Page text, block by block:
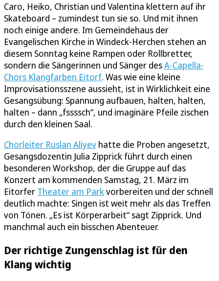
Caro, Heiko, Christian und Valentina klettern auf ihr
Skateboard – zumindest tun sie so. Und mit ihnen
noch einige andere. Im Gemeindehaus der
Evangelischen Kirche in Windeck-Herchen stehen an
diesem Sonntag keine Rampen oder Rollbretter,
sondern die Sängerinnen und Sänger desA-Capella-
Chors Klangfarben Eitorf. Was wie eine kleine
Improvisationsszene aussieht, ist in Wirklichkeit eine
Gesangsübung: Spannung aufbauen, halten, halten,
halten – dann „fssssch“, und imaginäre Pfeile zischen
durch den kleinen Saal.
Chorleiter Ruslan Aliyev hatte die Proben angesetzt,
Gesangsdozentin Julia Zipprick führt durch einen
besonderen Workshop, der die Gruppe auf das
Konzert am kommenden Samstag, 21. März im
Eitorfer Theater am Parkvorbereiten und der schnell
deutlich machte: Singen ist weit mehr als das Treffen
von Tönen. „Es ist Körperarbeit“ sagt Zipprick. Und
manchmal auch ein bisschen Abenteuer.
Der richtige Zungenschlag ist für den
Klang wichtig